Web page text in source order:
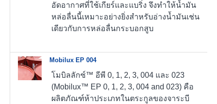
อัดอากาศที่ใช้เกียร์และแบริ่ง จึงทำให้น้ำมัน
หล่อลื่นนี้เหมาะอย่างยิ่งสำหรับอ่างน้ำมันเช่น
เดียวกับการหล่อลื่นกระบอกสูบ
Mobilux EP 004
โมบิลลักซ์™ อีพี 0, 1, 2, 3, 004 และ 023
(Mobilux™ EP 0, 1, 2, 3, 004 and 023) คือ
ผลิตภัณฑ์ห้าประเภทในตระกูลของจาระบี